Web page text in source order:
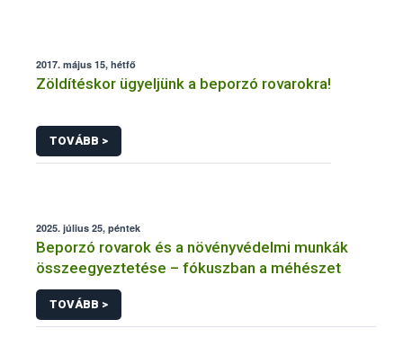
2017. május 15, hétfő
Zöldítéskor ügyeljünk a beporzó rovarokra!
TOVÁBB >
2025. július 25, péntek
Beporzó rovarok és a növényvédelmi munkák
összeegyeztetése – fókuszban a méhészet
TOVÁBB >